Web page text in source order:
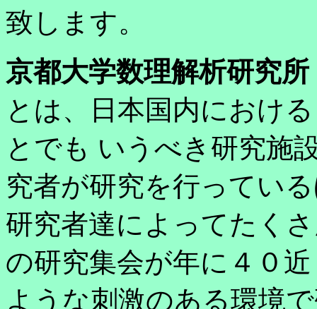
致します。
京都大学数理解析研究所
とは、日本国内におけ
とでも いうべき研究施
究者が研究を行ってい
研究者達によってたく
の研究集会が年に４０
ような刺激のある環境